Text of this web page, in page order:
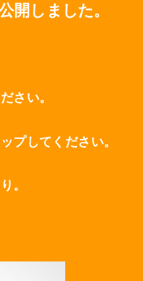
開しました。
さい。
プしてください。
。